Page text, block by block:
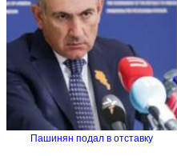
Пашинян подал в отставку